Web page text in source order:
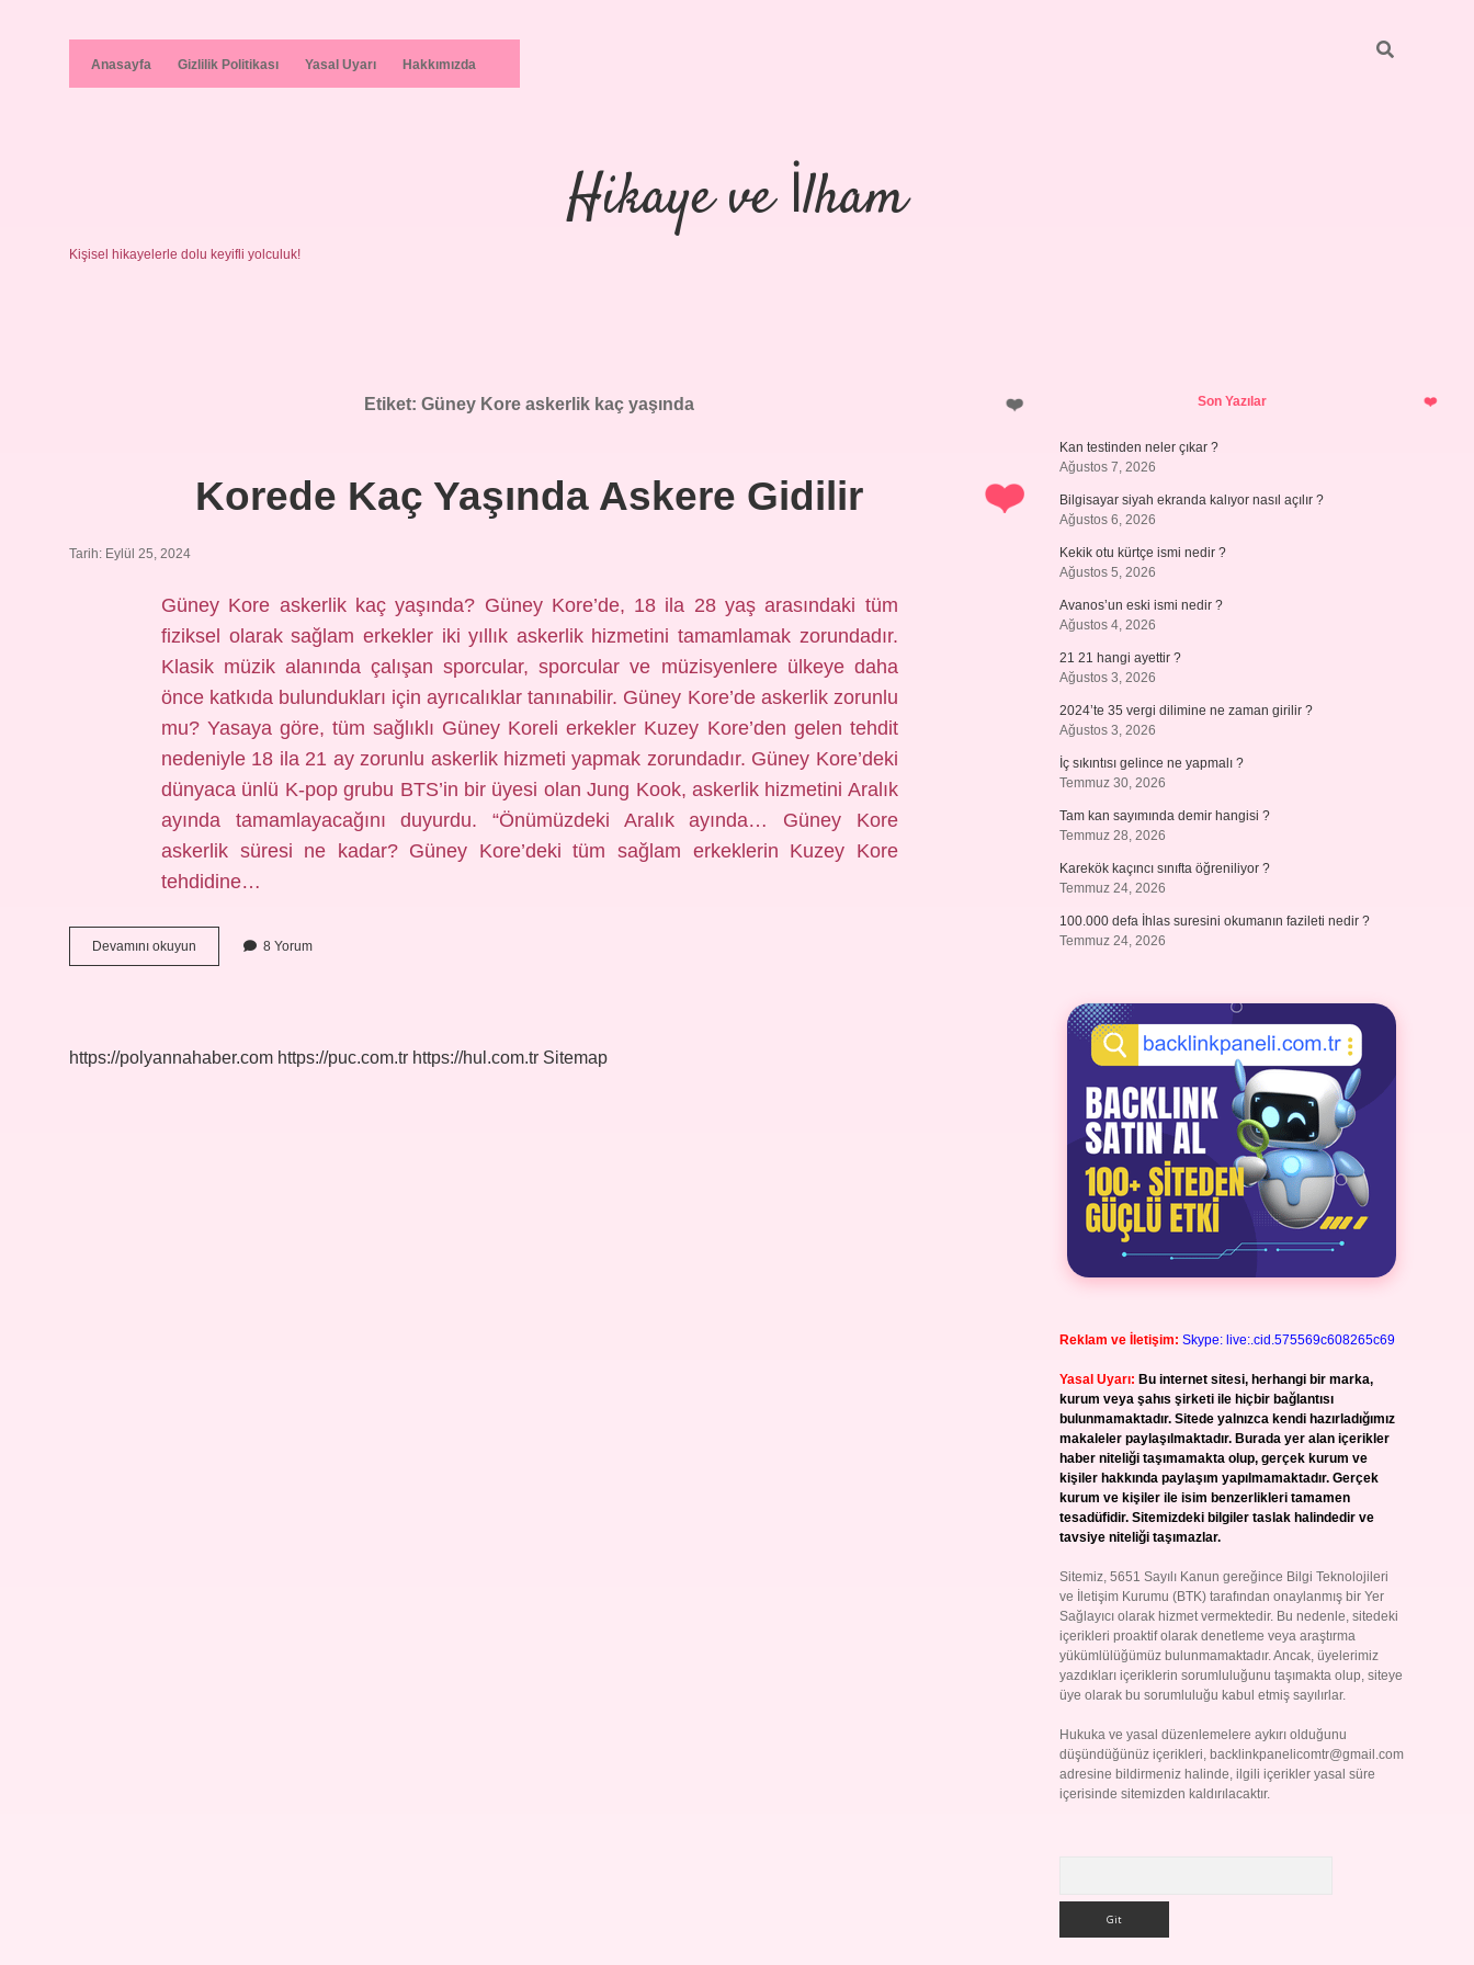
Anasayfa Gizlilik Politikası Yasal Uyarı Hakkımızda
Hikaye ve İlham
Kişisel hikayelerle dolu keyifli yolculuk!
Etiket:Güney Kore askerlik kaç yaşında
Korede Kaç Yaşında Askere Gidilir
Tarih: Eylül 25, 2024
Güney Kore askerlik kaç yaşında? Güney Kore’de, 18 ila 28 yaş arasındaki tüm
fiziksel olarak sağlam erkekler iki yıllık askerlik hizmetini tamamlamak zorundadır.
Klasik müzik alanında çalışan sporcular, sporcular ve müzisyenlere ülkeye daha
önce katkıda bulundukları için ayrıcalıklar tanınabilir. Güney Kore’de askerlik zorunlu
mu? Yasaya göre, tüm sağlıklı Güney Koreli erkekler Kuzey Kore’den gelen tehdit
nedeniyle 18 ila 21 ay zorunlu askerlik hizmeti yapmak zorundadır. Güney Kore’deki
dünyaca ünlü K-pop grubu BTS’in bir üyesi olan Jung Kook, askerlik hizmetini Aralık
ayında tamamlayacağını duyurdu. “Önümüzdeki Aralık ayında… Güney Kore
askerlik süresi ne kadar? Güney Kore’deki tüm sağlam erkeklerin Kuzey Kore
tehdidine…
Devamını okuyun
Kaç
8 Yorum
https://polyannahaber.com https://puc.com.tr https://hul.com.tr Sitemap
SidebarSon Yazılar
Kan testinden neler çıkar ?
Ağustos 7, 2026
Bilgisayar siyah ekranda kalıyor nasıl açılır ?
Ağustos 6, 2026
Kekik otu kürtçe ismi nedir ?
Ağustos 5, 2026
Avanos’un eski ismi nedir ?
Ağustos 4, 2026
21 21 hangi ayettir ?
Ağustos 3, 2026
2024’te 35 vergi dilimine ne zaman girilir ?
Ağustos 3, 2026
İç sıkıntısı gelince ne yapmalı ?
Temmuz 30, 2026
Tam kan sayımında demir hangisi ?
Temmuz 28, 2026
Karekök kaçıncı sınıfta öğreniliyor ?
Temmuz 24, 2026
100.000 defa İhlas suresini okumanın fazileti nedir ?
Temmuz 24, 2026
Reklam ve İletişim: Skype: live:.cid.575569c608265c69
Yasal Uyarı: Bu internet sitesi, herhangi bir marka,
kurum veya şahıs şirketi ile hiçbir bağlantısı
bulunmamaktadır. Sitede yalnızca kendi hazırladığımız
makaleler paylaşılmaktadır. Burada yer alan içerikler
haber niteliği taşımamakta olup, gerçek kurum ve
kişiler hakkında paylaşım yapılmamaktadır. Gerçek
kurum ve kişiler ile isim benzerlikleri tamamen
tesadüfidir. Sitemizdeki bilgiler taslak halindedir ve
tavsiye niteliği taşımazlar.
Sitemiz, 5651 Sayılı Kanun gereğince Bilgi Teknolojileri
ve İletişim Kurumu (BTK) tarafından onaylanmış bir Yer
Sağlayıcı olarak hizmet vermektedir. Bu nedenle, sitedeki
içerikleri proaktif olarak denetleme veya araştırma
yükümlülüğümüz bulunmamaktadır. Ancak, üyelerimiz
yazdıkları içeriklerin sorumluluğunu taşımakta olup, siteye
üye olarak bu sorumluluğu kabul etmiş sayılırlar.
Hukuka ve yasal düzenlemelere aykırı olduğunu
düşündüğünüz içerikleri, backlinkpanelicomtr@gmail.com
adresine bildirmeniz halinde, ilgili içerikler yasal süre
içerisinde sitemizden kaldırılacaktır.